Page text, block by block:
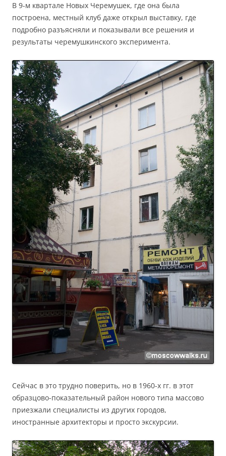
В 9-м квартале Новых Черемушек, где она была
построена, местный клуб даже открыл выставку, где
подробно разъясняли и показывали все решения и
результаты черемушкинского эксперимента.
Сейчас в это трудно поверить, но в 1960-х гг. в этот
образцово-показательный район нового типа массово
приезжали специалисты из других городов,
иностранные архитекторы и просто экскурсии.